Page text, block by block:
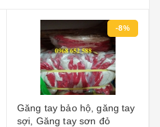
-20%
Găng tay bảo hộ, Găng tay
bảo hộ lao động, Găng